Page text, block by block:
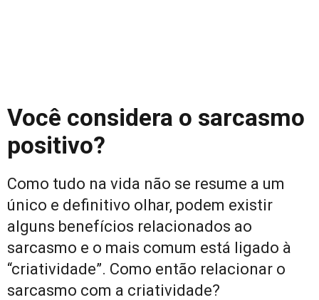
Você considera o sarcasmo
positivo?
Como tudo na vida não se resume a um
único e definitivo olhar, podem existir
alguns benefícios relacionados ao
sarcasmo e o mais comum está ligado à
“criatividade”. Como então relacionar o
sarcasmo com a criatividade?